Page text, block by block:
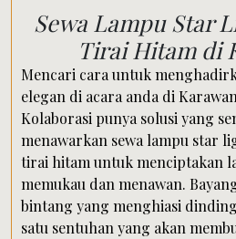
Sewa Lampu Star
Tirai Hitam di
Mencari cara untuk
elegan di acara anda di
Kolaborasi punya solusi yang
menawarkan sewa lampu star
tirai hitam untuk menciptakan
memukau dan menawan.
bintang yang menghiasi
satu sentuhan yang akan